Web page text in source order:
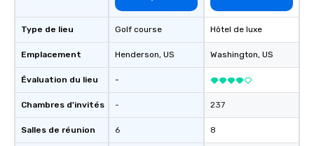
Type de lieu
Emplacement
Évaluation du lieu
Chambres d'invités
Salles de réunion
Golf course
Henderson, US
-
-
6
Hôtel de luxe
Washington, US
237
8